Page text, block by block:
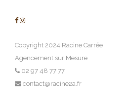
Copyright 2024 Racine Carrée
Agencement sur Mesure
02 97 48 77 77
contact@racine2a.fr